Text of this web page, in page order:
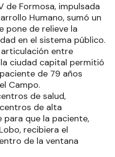
de Formosa, impulsada
Humano, sumó un
pone de relieve la
en el sistema público.
entre
ciudad capital permitió
de 79 años
Campo.
de salud,
de alta
para que la paciente,
recibiera el
de la ventana